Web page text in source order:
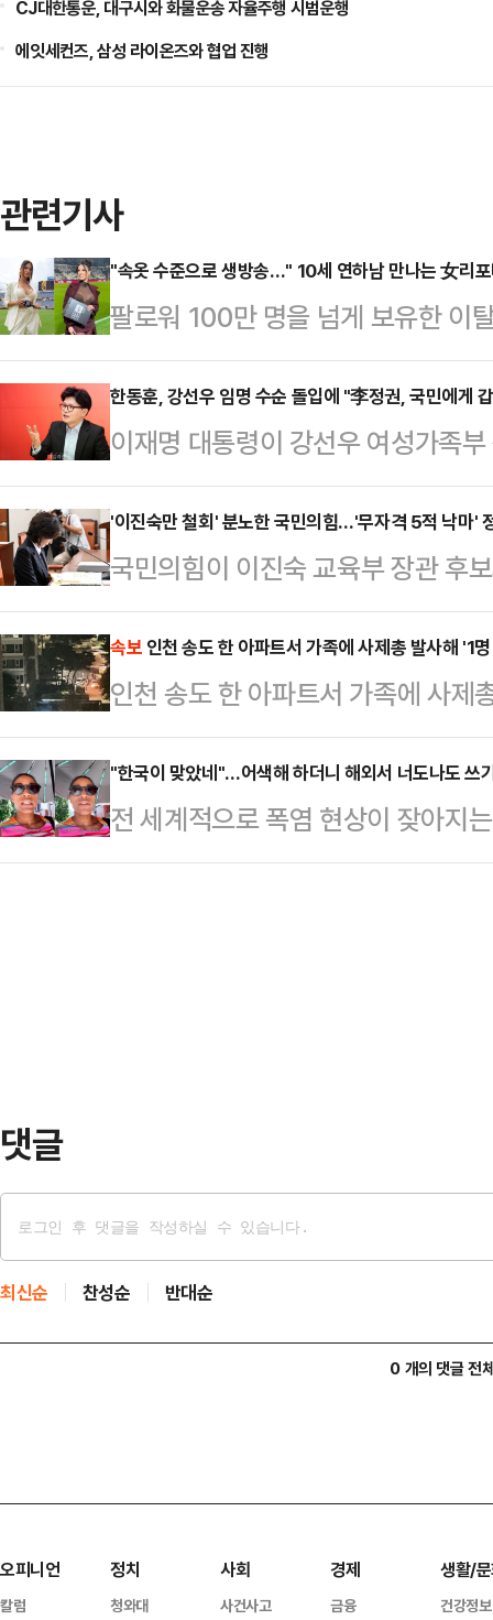
CJ대한통운, 대구시와 화물운송 자율주행 시범운행
에잇세컨즈, 삼성 라이온즈와 협업 진행
관련기사
"속옷 수준으로 생방송…" 10세 연하남 만나는 女리
팔로워 100만 명을 넘게 보유한 이
나의 과한 노출 의상이 화제의 중
에 따르면 엘레오노라 인카르도나
스타디움에서 열린 PSG와 바이에
착용했다.공개된 사진에 따르면 인
트와 브라톱 차림(사진 왼쪽)으로
셜미디어(SNS)에 공유돼 화제를
태의 상의 차림은 과하…
한동훈, 강선우 임명 수순 돌입에 "李정권, 국민에게
이재명 대통령이 강선우 여성가족
것으로 전망되는 가운데, 한동훈 국
두에게 갑질하는 게 될 것"이라고
스북에 "요즘 많은 시민들과 만나
외교 정책에 대한 걱정, 국민의힘의
지만, 가장 많이 말씀하시는 것은
대한 분노였다"고 강조했다.앞서
자의 지명…
'이진숙만 철회' 분노한 국민의힘…'무자격 5적 낙마'
국민의힘이 이진숙 교육부 장관 후
에 분노하고 있다. 미국과의 관세협
와 수해복구를 위해 행정안전부 장
멈추지 않는 이재명 정부와 더불어
는 것이다. 이에 각종 의혹에 휩싸
보자들의 낙마를 위한 당 차원의 공
대통령실 정무수석은 20일 용산 대
령은) 고민 결과 이…
속보 인천 송도 한 아파트서 가족에 사제총 발사해 '1
인천 송도 한 아파트서 가족에 사제
"한국이 맞았네"…어색해 하더니 해외서 너도나도 쓰
전 세계적으로 폭염 현상이 잦아지
물로 여겨졌던 양산이 서구권에서
댓글
최신순 찬성순 반대순
0 개의 댓글 전
오피니언
칼럼
정치
청와대
사회
사건사고
경제
금융
생활/
건강정보